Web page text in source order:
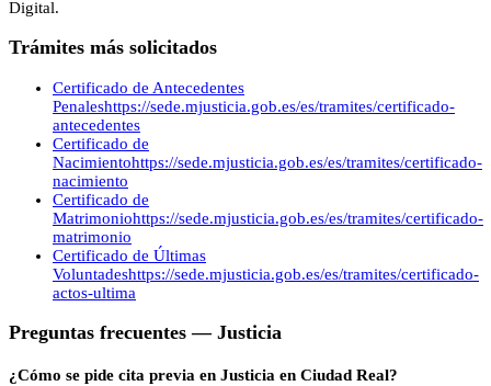
Digital.
Trámites más solicitados
Certificado de Antecedentes
Penaleshttps://sede.mjusticia.gob.es/es/tramites/certificado-
antecedentes
Certificado de
Nacimientohttps://sede.mjusticia.gob.es/es/tramites/certificado-
nacimiento
Certificado de
Matrimoniohttps://sede.mjusticia.gob.es/es/tramites/certificado-
matrimonio
Certificado de Últimas
Voluntadeshttps://sede.mjusticia.gob.es/es/tramites/certificado-
actos-ultima
Preguntas frecuentes — Justicia
¿Cómo se pide cita previa en Justicia en Ciudad Real?